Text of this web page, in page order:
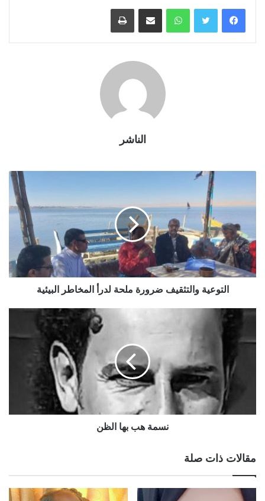
واتساب مشاركة عبر البريد طباعة
الناشر
التوعية والتثقيف ضرورة ملحة لدرأ المخاطر البيئية
نسمة هب بها الظن
مقالات ذات صلة